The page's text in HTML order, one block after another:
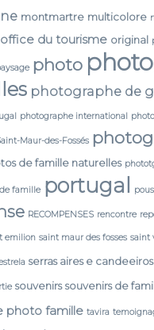
montmartre multicolore
office du tourisme original
photo
photographe de
photographe international
Maur-des-Fossés
de famille naturelles
famille portugal
RECOMPENSES rencontre
emilion saint maur des fosses saint
serras aires e candeeiros
souvenirs souvenirs de
photo famille tavira